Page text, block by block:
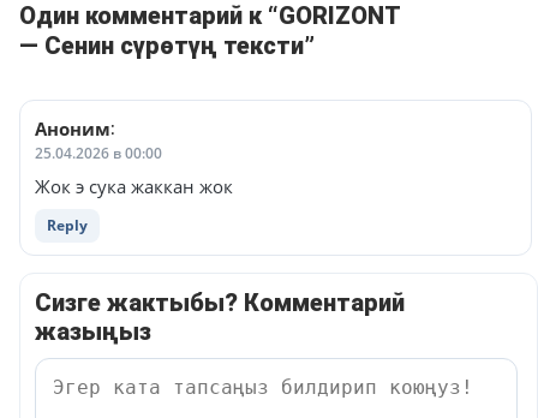
Один комментарий к “GORIZONT
— Сенин сүрөтүң тексти”
Аноним:
25.04.2026 в 00:00
Жок э сука жаккан жок
Reply
Сизге жактыбы? Комментарий
жазыңыз